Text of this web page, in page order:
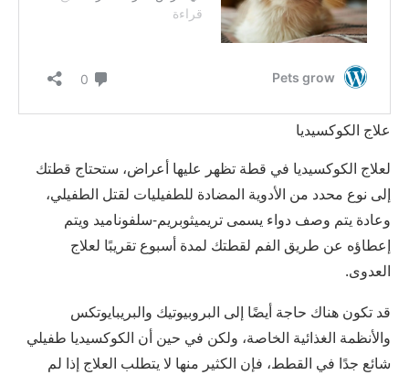
علاج الكوكسيديا
لعلاج الكوكسيديا في قطة تظهر عليها أعراض، ستحتاج قطتك
إلى نوع محدد من الأدوية المضادة للطفيليات لقتل الطفيلي،
وعادة يتم وصف دواء يسمى تريميثوبريم-سلفوناميد ويتم
إعطاؤه عن طريق الفم لقطتك لمدة أسبوع تقريبًا لعلاج
العدوى.
قد تكون هناك حاجة أيضًا إلى البروبيوتيك والبريبايوتكس
والأنظمة الغذائية الخاصة، ولكن في حين أن الكوكسيديا طفيلي
شائع جدًا في القطط، فإن الكثير منها لا يتطلب العلاج إذا لم